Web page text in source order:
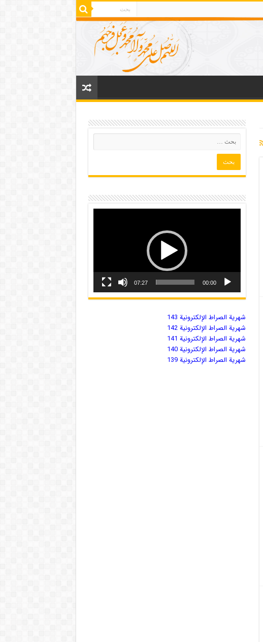
00:00
07:27
شهریة الصراط الإلكترونية 143
شهریة الصراط الإلكترونية 142
شهریة الصراط الإلكترونية 141
شهریة الصراط الإلكترونية 140
شهریة الصراط الإلكترونية 139